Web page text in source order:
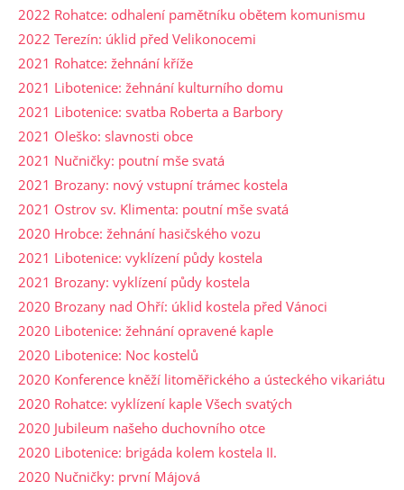
2022 Rohatce: odhalení pamětníku obětem komunismu
2022 Terezín: úklid před Velikonocemi
2021 Rohatce: žehnání kříže
2021 Libotenice: žehnání kulturního domu
2021 Libotenice: svatba Roberta a Barbory
2021 Oleško: slavnosti obce
2021 Nučničky: poutní mše svatá
2021 Brozany: nový vstupní trámec kostela
2021 Ostrov sv. Klimenta: poutní mše svatá
2020 Hrobce: žehnání hasičského vozu
2021 Libotenice: vyklízení půdy kostela
2021 Brozany: vyklízení půdy kostela
2020 Brozany nad Ohří: úklid kostela před Vánoci
2020 Libotenice: žehnání opravené kaple
2020 Libotenice: Noc kostelů
2020 Konference kněží litoměřického a ústeckého vikariátu
2020 Rohatce: vyklízení kaple Všech svatých
2020 Jubileum našeho duchovního otce
2020 Libotenice: brigáda kolem kostela II.
2020 Nučničky: první Májová